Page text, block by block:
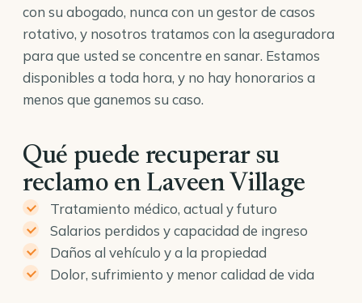
con su abogado, nunca con un gestor de casos
rotativo, y nosotros tratamos con la aseguradora
para que usted se concentre en sanar. Estamos
disponibles a toda hora, y no hay honorarios a
menos que ganemos su caso.
Qué puede recuperar su
reclamo en Laveen Village
Tratamiento médico, actual y futuro
Salarios perdidos y capacidad de ingreso
Daños al vehículo y a la propiedad
Dolor, sufrimiento y menor calidad de vida